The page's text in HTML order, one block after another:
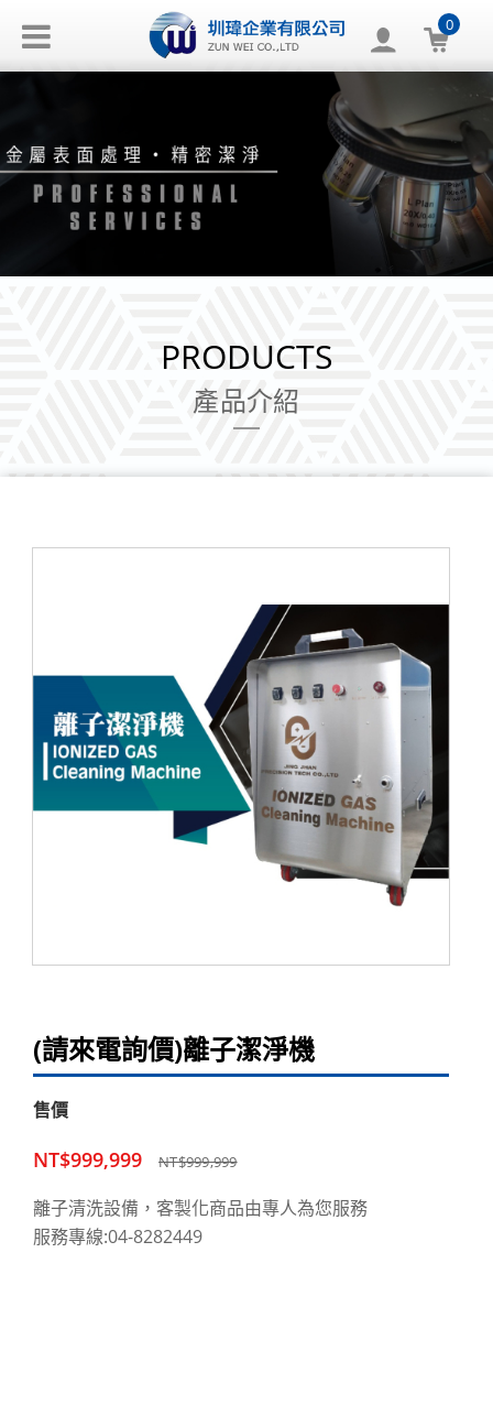
0
PRODUCTS
產品介紹
(請來電詢價)離子潔淨機
售價
NT$999,999 NT$999,999
離子清洗設備，客製化商品由專人為您服務
服務專線:04-8282449